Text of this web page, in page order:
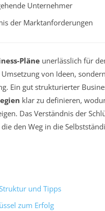
Unternehmer
der Marktanforderungen
Pläne unerlässlich für
von Ideen,
Ein gut strukturierter
klar zu definieren,
Das Verständnis der
den Weg in die
und Tipps
zum Erfolg